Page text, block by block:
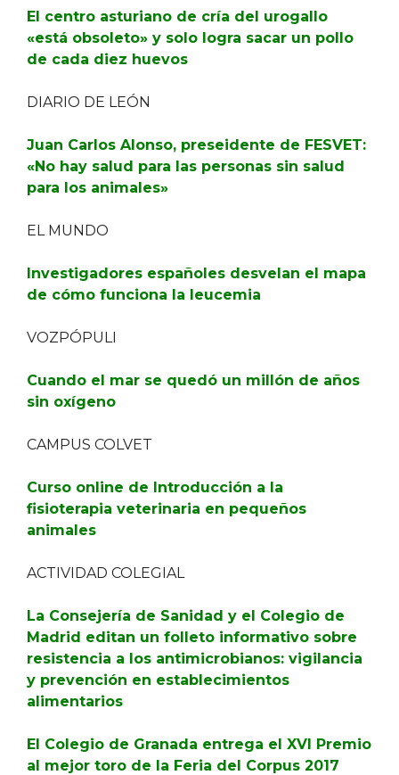
El centro asturiano de cría del urogallo
«está obsoleto» y solo logra sacar un pollo
de cada diez huevos
DIARIO DE LEÓN
Juan Carlos Alonso, preseidente de FESVET:
«No hay salud para las personas sin salud
para los animales»
EL MUNDO
Investigadores españoles desvelan el mapa
de cómo funciona la leucemia
VOZPÓPULI
Cuando el mar se quedó un millón de años
sin oxígeno
CAMPUS COLVET
Curso online de Introducción a la
fisioterapia veterinaria en pequeños
animales
ACTIVIDAD COLEGIAL
La Consejería de Sanidad y el Colegio de
Madrid editan un folleto informativo sobre
resistencia a los antimicrobianos: vigilancia
y prevención en establecimientos
alimentarios
El Colegio de Granada entrega el XVI Premio
al mejor toro de la Feria del Corpus 2017